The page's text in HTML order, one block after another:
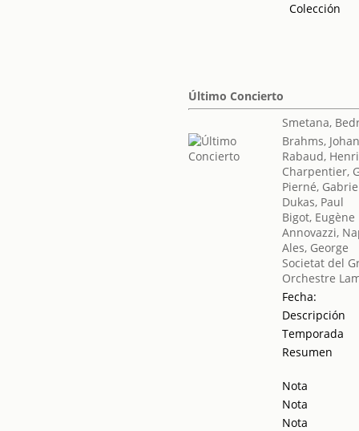
Colección
Último Concierto
Smetana,
Brahms,
Rabaud, Henri
Charpentier,
Pierné,
Dukas, Paul
Bigot, Eugène
Annovazzi,
Ales, George
Societat del
Orchestre
Fecha:
Descripción
Temporada
Resumen
Nota
Nota
Nota